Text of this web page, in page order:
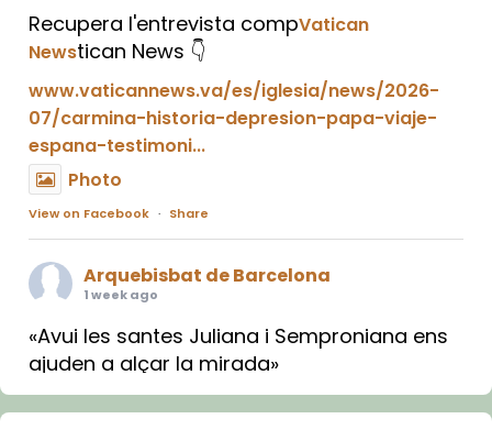
Recupera l'entrevista compVatican
Newstican News 👇
www.vaticannews.va/es/iglesia/news/2026-
07/carmina-historia-depresion-papa-viaje-
espana-testimoni...
Photo
View on Facebook · Share
Arquebisbat de Barcelona
1 week ago
«Avui les santes Juliana i Semproniana ens
ajuden a alçar la mirada»
Mons. Sergi Gordo, bisbe de Tortosa, ha